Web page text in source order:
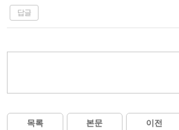
답글
목록 본문 이전